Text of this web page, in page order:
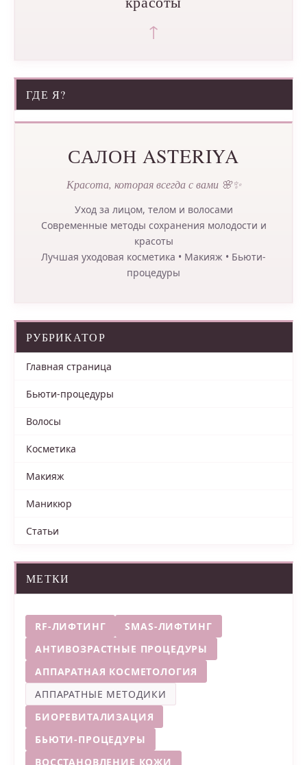
↑
ГДЕ Я?
САЛОН ASTERIYA
Красота, которая всегда с вами 🌸✨
Уход за лицом, телом и волосами
Современные методы сохранения молодости и
красоты
Лучшая уходовая косметика • Макияж • Бьюти-
процедуры
РУБРИКАТОР
Главная страница
Бьюти-процедуры
Волосы
Косметика
Макияж
Маникюр
Статьи
МЕТКИ
RF-ЛИФТИНГ
SMAS-ЛИФТИНГ
АНТИВОЗРАСТНЫЕ ПРОЦЕДУРЫ
АППАРАТНАЯ КОСМЕТОЛОГИЯ
АППАРАТНЫЕ МЕТОДИКИ
БИОРЕВИТАЛИЗАЦИЯ
БЬЮТИ-ПРОЦЕДУРЫ
ВОССТАНОВЛЕНИЕ КОЖИ